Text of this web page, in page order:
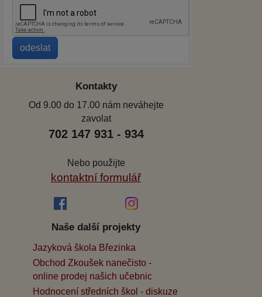
Kontakty
Od 9.00 do 17.00 nám neváhejte
zavolat
702 147 931 - 934
Nebo použijte
kontaktní formulář
Naše další projekty
Jazyková škola Březinka
Obchod Zkoušek nanečisto -
online prodej našich učebnic
Hodnocení středních škol - diskuze